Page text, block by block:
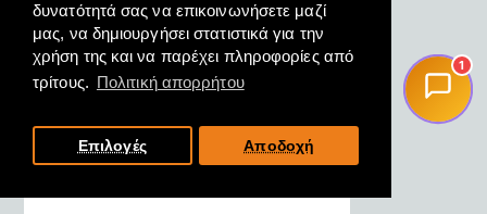
δυνατότητά σας να επικοινωνήσετε μαζί
μας, να δημιουργήσει στατιστικά για την
χρήση της και να παρέχει πληροφορίες από
τρίτους. Πολιτική απορρήτου
Επιλογές Αποδοχή
Άψογη εξυπηρέτηση γρήγορη
και κατατοπιστική και η
παραλαβή του προϊόντος
άμεση.
ΜΑΓΓΟΣ, ΦΛΩΡΙΝΑ,
19/10/2022
1